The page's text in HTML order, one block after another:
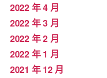
2022 年 4 月
2022 年 3 月
2022 年 2 月
2022 年 1 月
2021 年 12 月